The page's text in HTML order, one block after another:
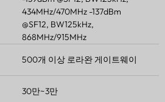
434MHz/470MHz -137dBm
@SF12, BW125kHz,
868MHz/915MHz
500개 이상 로라완게이트웨이
30만~3만